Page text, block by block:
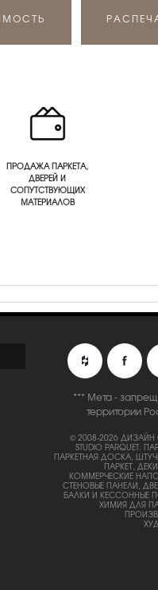
ПРОДАЖА ПАРКЕТА,
ДВЕРЕЙ И
СОПУТСТВУЮЩИХ
МАТЕРИАЛОВ
*** Мета -
территории
© 2008-2026 ДИЗАЙН
STUDIO PARQUET.
ПАРКЕТНАЯ ДОСКА,
ПАРКЕТ,
КОММЕРЧЕСКИЕ
СТЕНОВЫЕ ПАНЕЛИ,
БАЛКИ И КЕССОННЫЕ
ХИМИЯ ДЛЯ